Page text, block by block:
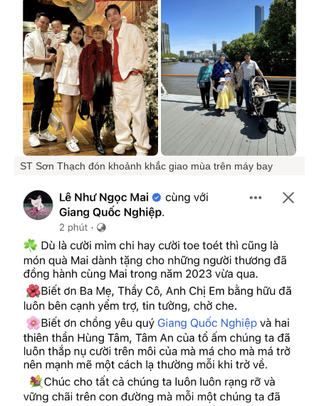
ST Sơn Thạch đón khoảnh khắc giao mùa trên máy bay